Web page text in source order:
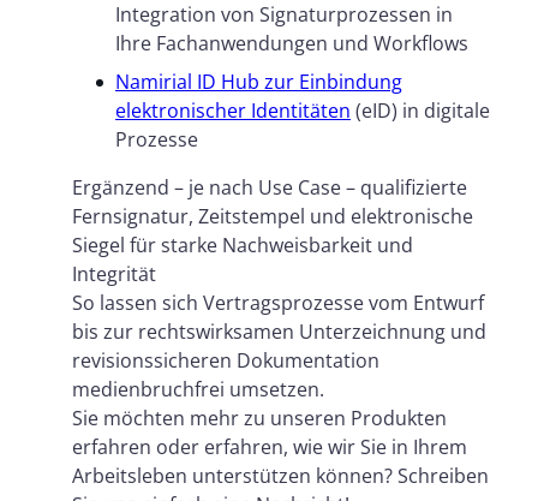
Integration von Signaturprozessen in
Ihre Fachanwendungen und Workflows
Namirial ID Hub zur Einbindung
elektronischer Identitäten (eID) in digitale
Prozesse
Ergänzend – je nach Use Case – qualifizierte
Fernsignatur, Zeitstempel und elektronische
Siegel für starke Nachweisbarkeit und
Integrität
So lassen sich Vertragsprozesse vom Entwurf
bis zur rechtswirksamen Unterzeichnung und
revisionssicheren Dokumentation
medienbruchfrei umsetzen.
Sie möchten mehr zu unseren Produkten
erfahren oder erfahren, wie wir Sie in Ihrem
Arbeitsleben unterstützen können? Schreiben